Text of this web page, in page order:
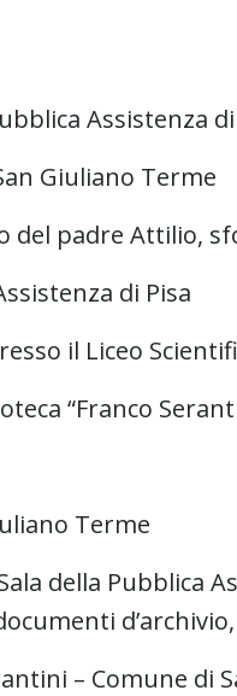
Assistenza
Giuliano Terme
del padre Attilio,
di Pisa
il Liceo
“Franco
Terme
della Pubblica
– Comune di